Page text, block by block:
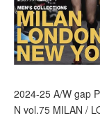
2024-25 A/W gap
N vol.75 MILAN /